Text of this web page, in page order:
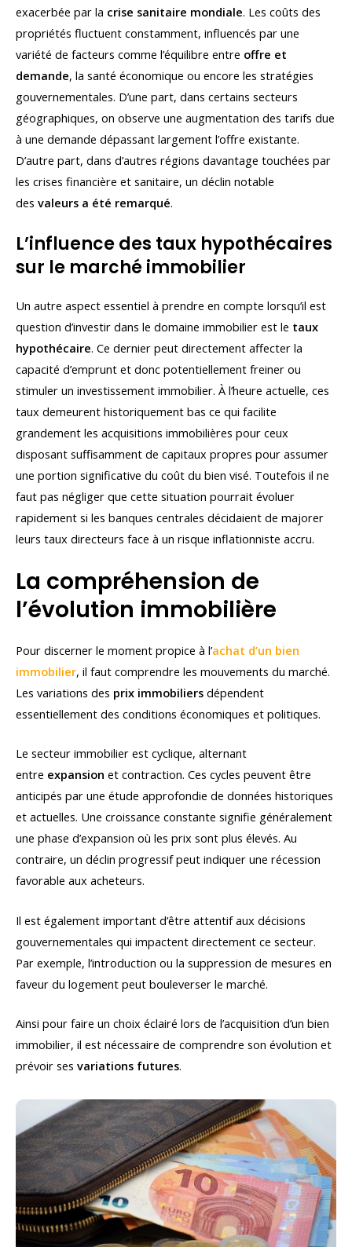
exacerbée par la crise sanitaire mondiale. Les coûts des
propriétés fluctuent constamment, influencés par une
variété de facteurs comme l’équilibre entre offre et
demande, la santé économique ou encore les stratégies
gouvernementales. D’une part, dans certains secteurs
géographiques, on observe une augmentation des tarifs due
à une demande dépassant largement l’offre existante.
D’autre part, dans d’autres régions davantage touchées par
les crises financière et sanitaire, un déclin notable
des valeurs a été remarqué.
L’influence des taux hypothécaires
sur le marché immobilier
Un autre aspect essentiel à prendre en compte lorsqu’il est
question d’investir dans le domaine immobilier est le taux
hypothécaire. Ce dernier peut directement affecter la
capacité d’emprunt et donc potentiellement freiner ou
stimuler un investissement immobilier. À l’heure actuelle, ces
taux demeurent historiquement bas ce qui facilite
grandement les acquisitions immobilières pour ceux
disposant suffisamment de capitaux propres pour assumer
une portion significative du coût du bien visé. Toutefois il ne
faut pas négliger que cette situation pourrait évoluer
rapidement si les banques centrales décidaient de majorer
leurs taux directeurs face à un risque inflationniste accru.
La compréhension de
l’évolution immobilière
Pour discerner le moment propice à l’achat d’un bien
immobilier, il faut comprendre les mouvements du marché.
Les variations des prix immobiliers dépendent
essentiellement des conditions économiques et politiques.
Le secteur immobilier est cyclique, alternant
entre expansion et contraction. Ces cycles peuvent être
anticipés par une étude approfondie de données historiques
et actuelles. Une croissance constante signifie généralement
une phase d’expansion où les prix sont plus élevés. Au
contraire, un déclin progressif peut indiquer une récession
favorable aux acheteurs.
Il est également important d’être attentif aux décisions
gouvernementales qui impactent directement ce secteur.
Par exemple, l’introduction ou la suppression de mesures en
faveur du logement peut bouleverser le marché.
Ainsi pour faire un choix éclairé lors de l’acquisition d’un bien
immobilier, il est nécessaire de comprendre son évolution et
prévoir ses variations futures.